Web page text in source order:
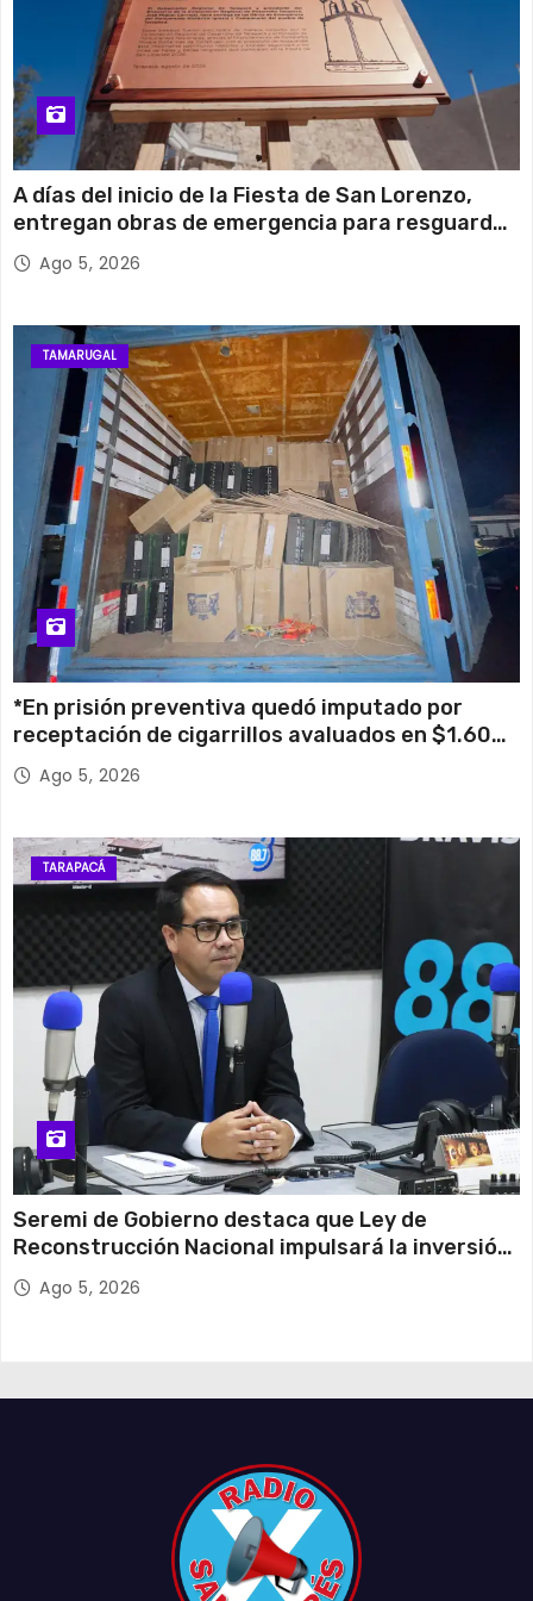
A días del inicio de la Fiesta de San Lorenzo,
entregan obras de emergencia para resguardar
su histórico campanario
Ago 5, 2026
TAMARUGAL
*En prisión preventiva quedó imputado por
receptación de cigarrillos avaluados en $1.600
millones*
Ago 5, 2026
TARAPACÁ
Seremi de Gobierno destaca que Ley de
Reconstrucción Nacional impulsará la inversión
y el empleo en Tarapacá
Ago 5, 2026